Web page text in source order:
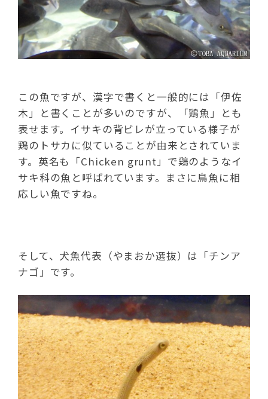
この魚ですが、漢字で書くと一般的には「伊佐
木」と書くことが多いのですが、「鶏魚」とも
表せます。イサキの背ビレが立っている様子が
鶏のトサカに似ていることが由来とされていま
す。英名も「Chicken grunt」で鶏のようなイ
サキ科の魚と呼ばれています。まさに鳥魚に相
応しい魚ですね。
そして、犬魚代表（やまおか選抜）は「チンア
ナゴ」です。